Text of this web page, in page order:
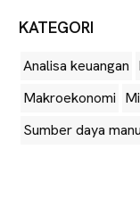
KATEGORI
Analisa keuangan
Makroekonomi
Sumber daya